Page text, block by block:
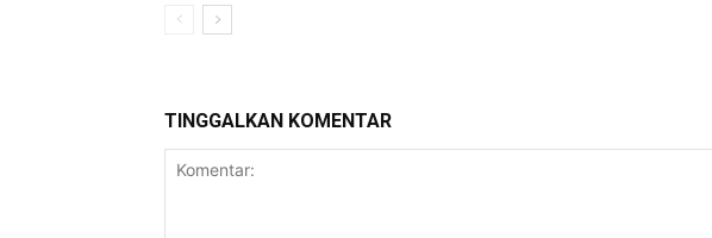
TINGGALKAN KOMENTAR